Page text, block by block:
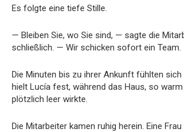
Es folgte eine tiefe Stille.
— Bleiben Sie, wo Sie sind, — sagte die
schließlich. — Wir schicken sofort ein Team.
Die Minuten bis zu ihrer Ankunft fühlten sich
hielt Lucía fest, während das Haus, so
plötzlich leer wirkte.
Die Mitarbeiter kamen ruhig herein. Eine